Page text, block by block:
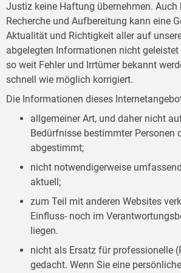
Justiz keine Haftung übernehmen.
Recherche und Aufbereitung kann eine
Aktualität und Richtigkeit aller auf
abgelegten Informationen nicht geleistet
so weit Fehler und Irrtümer bekannt
schnell wie möglich korrigiert.
Die Informationen dieses
allgemeiner Art, und daher nicht
Bedürfnisse bestimmter Personen
abgestimmt;
nicht notwendigerweise
aktuell;
zum Teil mit anderen Websites
Einfluss- noch im
liegen.
nicht als Ersatz für professionelle
gedacht. Wenn Sie eine